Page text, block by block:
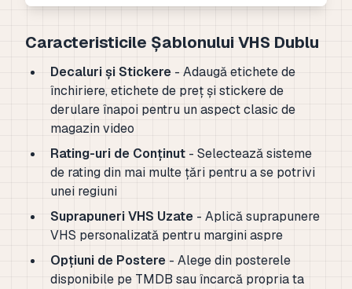
Caracteristicile Șablonului VHS Dublu
Decaluri și Stickere - Adaugă etichete de
închiriere, etichete de preț și stickere de
derulare înapoi pentru un aspect clasic de
magazin video
Rating-uri de Conținut - Selectează sisteme
de rating din mai multe țări pentru a se potrivi
unei regiuni
Suprapuneri VHS Uzate - Aplică suprapunere
VHS personalizată pentru margini aspre
Opțiuni de Postere - Alege din posterele
disponibile pe TMDB sau încarcă propria ta